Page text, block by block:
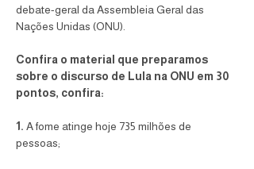
debate-geral da Assembleia Geral das
Nações Unidas (ONU).
Confira o material que preparamos
sobre o discurso de Lula na ONU em 30
pontos, confira:
1. A fome atinge hoje 735 milhões de
pessoas;